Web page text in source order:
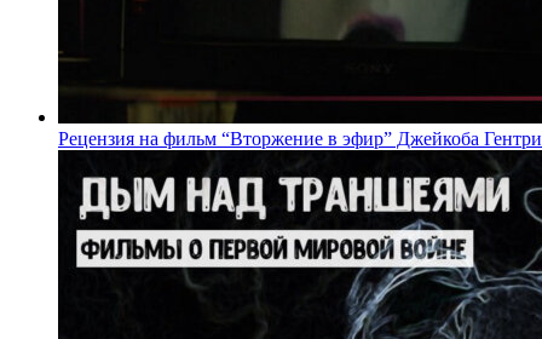
Рецензия на фильм “Вторжение в эфир” Джейкоба Гентри